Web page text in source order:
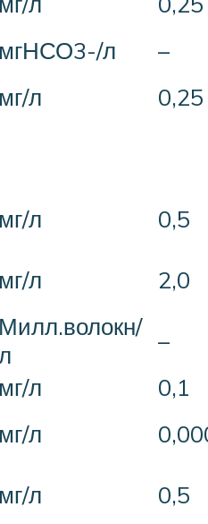
мгНСО3-/л
–
мг/л
0,25
мг/л
0,5
мг/л 2,0
Милл.волокн/ –
мг/л
0,1
мг/л
мг/л
0,5